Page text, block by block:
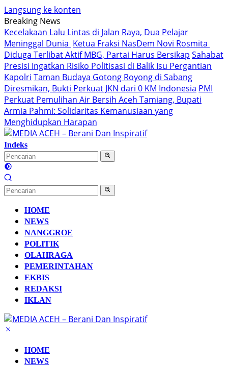
Langsung ke konten
Breaking News
Kecelakaan Lalu Lintas di Jalan Raya, Dua Pelajar
Meninggal Dunia Ketua Fraksi NasDem Novi Rosmita
Diduga Terlibat Aktif MBG, Partai Harus Bersikap Sahabat
Presisi Ingatkan Risiko Politisasi di Balik Isu Pergantian
Kapolri Taman Budaya Gotong Royong di Sabang
Diresmikan, Bukti Perkuat JKN dari 0 KM Indonesia PMI
Perkuat Pemulihan Air Bersih Aceh Tamiang, Bupati
Armia Pahmi: Solidaritas Kemanusiaan yang
Menghidupkan Harapan
Indeks
HOME
NEWS
NANGGROE
POLITIK
OLAHRAGA
PEMERINTAHAN
EKBIS
REDAKSI
IKLAN
HOME
NEWS